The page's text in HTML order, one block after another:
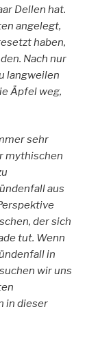
Dellen hat.
angelegt,
haben,
Nach nur
langweilen
Äpfel weg,
sehr
mythischen
aus
der sich
tut. Wenn
in
wir uns
in dieser